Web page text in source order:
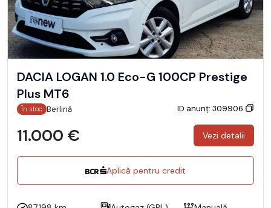
DACIA LOGAN 1.0 Eco-G 100CP Prestige
Plus MT6
În stoc Berlină ID anunț: 309906
11.000 € Vezi detalii
Aplică pentru credit